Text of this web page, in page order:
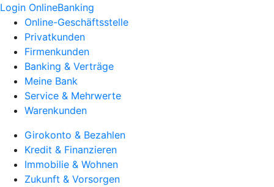
Login OnlineBanking
Online-Geschäftsstelle
Privatkunden
Firmenkunden
Banking & Verträge
Meine Bank
Service & Mehrwerte
Warenkunden
Girokonto & Bezahlen
Kredit & Finanzieren
Immobilie & Wohnen
Zukunft & Vorsorgen